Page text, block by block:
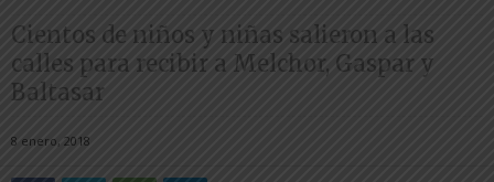
Cientos de niños y niñas salieron a las
calles para recibir a Melchor, Gaspar y
Baltasar
8 enero, 2018